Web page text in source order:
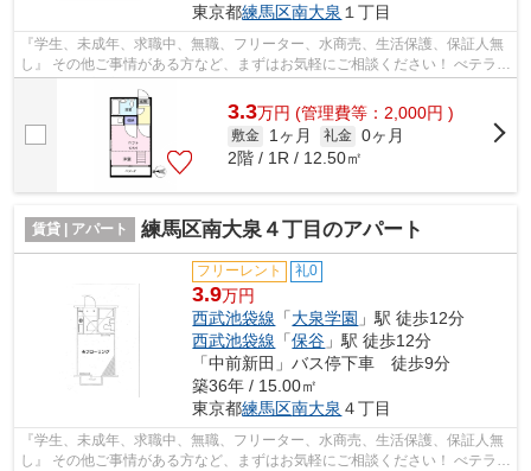
東京都練馬区南大泉 １丁目
『学生、未成年、求職中、無職、フリーター、水商売、生活保護、保証人無
し』 その他ご事情がある方など、まずはお気軽にご相談ください！ べテラン
スタッフが対応致しますのでご希望...
3.3万円 (管理費等：2,000円 )
敷金 1ヶ月 礼金 0ヶ月
2階 / 1R / 12.50㎡
賃貸 | アパート 練馬区南大泉４丁目のアパート
フリーレント 礼0
3.9万円
西武池袋線 「大泉学園 」駅 徒歩12分
西武池袋線 「保谷 」駅 徒歩12分
「中前新田」バス停下車 徒歩9分
築36年 / 15.00㎡
東京都練馬区南大泉 ４丁目
『学生、未成年、求職中、無職、フリーター、水商売、生活保護、保証人無
し』 その他ご事情がある方など、まずはお気軽にご相談ください！ べテラン